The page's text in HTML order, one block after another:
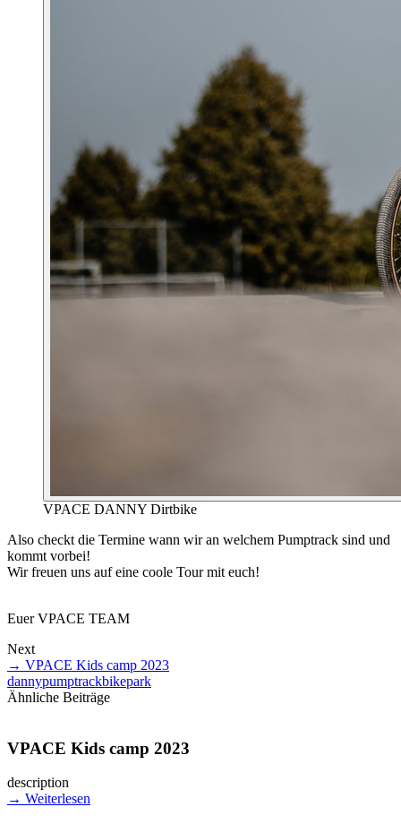
VPACE DANNY Dirtbike
Also checkt die Termine wann wir an welchem Pumptrack sind und
kommt vorbei!
Wir freuen uns auf eine coole Tour mit euch!
Euer VPACE TEAM
Next
→ VPACE Kids camp 2023
dannypumptrackbikepark
Ähnliche Beiträge
VPACE Kids camp 2023
description
→ Weiterlesen